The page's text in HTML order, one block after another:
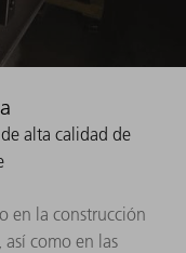
alta calidad de
en la construcción
así como en las